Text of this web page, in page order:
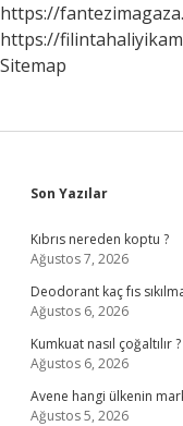
https://
https://
Sitemap
Sidebar
Son Yazılar
Kıbrıs nereden koptu ?
Ağustos 7, 2026
Deodorant kaç fıs
Ağustos 6, 2026
Kumkuat nasıl çoğaltılır ?
Ağustos 6, 2026
Avene hangi ülkenin
Ağustos 5, 2026